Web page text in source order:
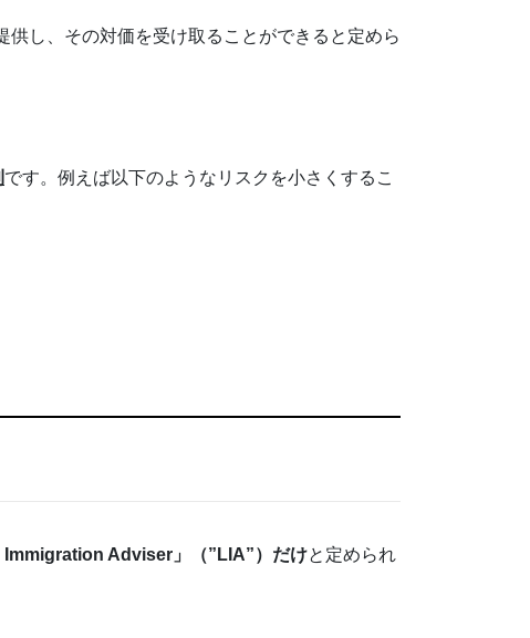
し、その対価を受け取ることができると定めら
です。例えば以下のようなリスクを小さくするこ
Adviser」（”LIA”）だけと定められ